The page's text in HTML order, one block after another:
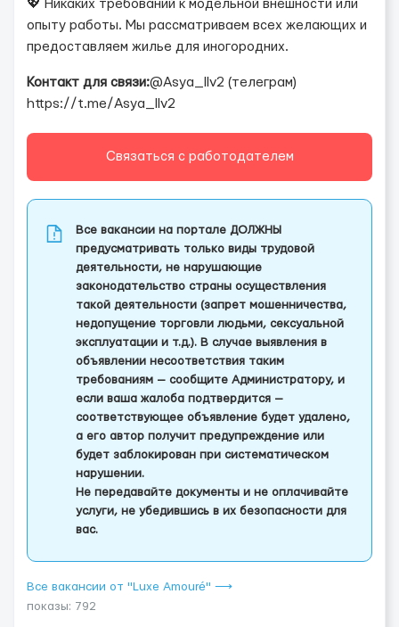
💖 Никаких требований к модельной внешности или
опыту работы. Мы рассматриваем всех желающих и
предоставляем жилье для иногородних.
Контакт для связи:@Asya_llv2 (телеграм)
https://t.me/Asya_llv2
Связаться с работодателем
Все вакансии на портале ДОЛЖНЫ
предусматривать только виды трудовой
деятельности, не нарушающие
законодательство страны осуществления
такой деятельности (запрет мошенничества,
недопущение торговли людьми, сексуальной
эксплуатации и т.д.). В случае выявления в
объявлении несоответствия таким
требованиям — сообщите Администратору, и
если ваша жалоба подтвердится —
соответствующее объявление будет удалено,
а его автор получит предупреждение или
будет заблокирован при систематическом
нарушении.
Не передавайте документы и не оплачивайте
услуги, не убедившись в их безопасности для
вас.
Все вакансии от "Luxe Amouré" ⟶
показы: 792